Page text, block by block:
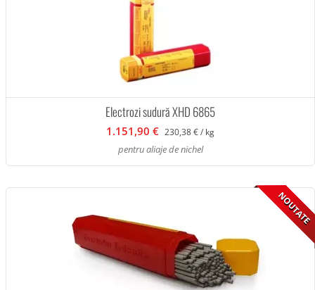
Electrozi sudură XHD 6865
1.151,90 € 230,38 € / kg
pentru aliaje de nichel
NOUTATE